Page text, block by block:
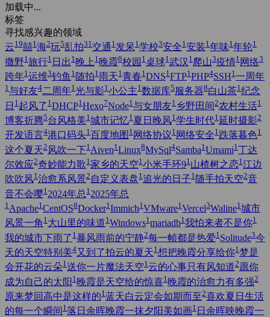
加载中...
标签
寻找感兴趣的领域
云19囍1海2玩5乱拍31交通 1发呆1学校3安全1安装1年味1年轮1
撒野1 旅行1 日出 1 晚上 1 晚霞8校园 1 桌球1 武汉 1 爬山3疫情1 网络3
跨年1 运维3钓鱼 1 随拍1 雨天1 青春1 DNS1 FTP1 PHP4SSH1 一周年
1 与好友4二周年1 光与影1 小公主1 数据库5 服务器8白山茶1 纪念
日 1 起风了 1 DHCP1 Hexo7Node1 与女朋友1 乡野田间 2农村生活1
博客折腾5台风格美1 城市记忆1 夏日晚风1 学生时代1 延时摄影2
开发语言4港口码头1 百度地图 1 网络协议1 网络安全1 跌落暮色1
这个夏天2 风吹一下1 Aiven1 Linux8MySql4Samba1 Umami1 丁达
尔效应2奇妙能力歌1 家乡的天空1 小米手环91 山楂树之恋1 江边
吹吹风1 治愈系风景2 自定义表盘1 追光的日子1 随手拍天空2音
音不会嘤1 2024年总 1 2025年总
1 Apache1 CentOS8Docker1 Immich1 VMware1 Vercel3Waline1 城市
风景一角 1 大山里的味道1 Windows1 mariadb1 我怕来者不是你1
我的城市下雨了 1 暴风雨前的宁静2每一帧都是热爱1 Solitude3今
天的天空特别美4又到了拍云的夏天1 想把晚霞分享给你1 梦是
会开花的云朵1 送你一片魔法天空1 云的心事只有风知道2愿你
成为自己的太阳 1 晚霞是天空给的惊喜1 晚霞的治愈力有多强2
原来梦回高中是这样的1 蓝天白云定会如期而至2喜欢夏日生活
的每一个瞬间 1 落日余晖晚霞一抹夕阳美如画1 日余晖映晚霞一